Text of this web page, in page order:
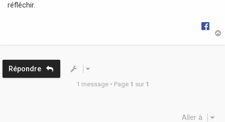
réfléchir.
Répondre
1 message • Page 1 sur 1
Aller à